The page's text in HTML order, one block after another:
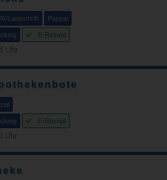
Lastschrift Paypal
E-Rezept
Uhr
E-Rezept
Uhr